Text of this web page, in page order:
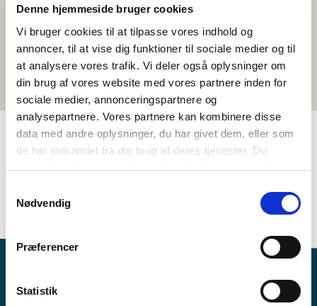
Denne hjemmeside bruger cookies
Vi bruger cookies til at tilpasse vores indhold og
annoncer, til at vise dig funktioner til sociale medier og til
at analysere vores trafik. Vi deler også oplysninger om
din brug af vores website med vores partnere inden for
sociale medier, annonceringspartnere og
analysepartnere. Vores partnere kan kombinere disse
data med andre oplysninger, du har givet dem, eller som
de har indsamlet fra din brug af deres tjenester. Du
samtykker til vores cookies, hvis du fortsætter med at
Nødvendig
Præferencer
Statistik
1-3 skuletimar